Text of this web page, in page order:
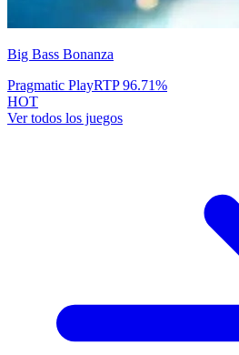
Big Bass Bonanza
Pragmatic PlayRTP96.71%
HOT
Ver todos los juegos